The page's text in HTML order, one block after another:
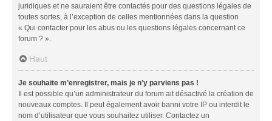
juridiques et ne sauraient être contactés pour des questions légales de
toutes sortes, à l’exception de celles mentionnées dans la question
« Qui contacter pour les abus ou les questions légales concernant ce
forum ? ».
Haut
Je souhaite m’enregistrer, mais je n’y parviens pas !
Il est possible qu’un administrateur du forum ait désactivé la création de
nouveaux comptes. Il peut également avoir banni votre IP ou interdit le
nom d’utilisateur que vous souhaitez utiliser. Contactez un